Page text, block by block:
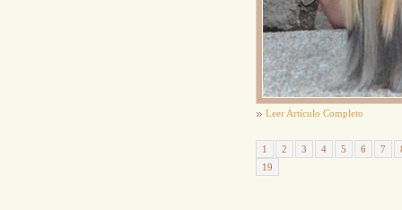
Leer Artículo Completo
1 2 3 4 5 6 7
19